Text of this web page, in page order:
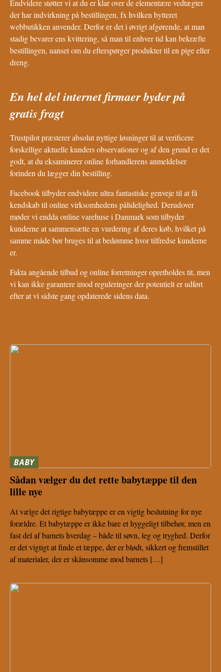
Endvidere støtter vi at du er klar over de elementære vedtægter
der har indvirkning på bestillingen, fx hvilken bytteret
webbutikken anvender. Derfor er det i øvrigt afgørende, at man
stadig bevarer ens kvittering, så man til enhver tid kan bekræfte
bestillingen, uanset om du efterspørger produkter til en pige eller
dreng.
En hel del internet firmaer byder på
gratis fragt
Trustpilot præsterer absolut nyttige løsninger til at verificere
forskellige aktuelle kunders observationer og af den grund er det
godt, at du eksaminerer online forhandlerens anmeldelser
forinden du lægger din bestilling.
Facebook tilbyder endvidere ultra fantastiske genveje til at få
kendskab til online virksomhedens pålidelighed. Derudover
møder vi endda online varehuse i Danmark som tilbyder
kunderne at sammensætte en vurdering af deres køb, hvilket på
samme måde bør bruges til at bedømme hvor tilfredse kunderne
er.
Fakta angående tilbud og online forretninger opretholdes tit, men
vi kan ikke garantere imod reguleringer der potentielt er udført
efter at vi sidste gang opdaterede sidens data.
BABY
Sådan vælger du det rette babytæppe til den
lille nye
At vælge det rigtige babytæppe er en vigtig beslutning for nye
forældre. Et babytæppe er ikke bare et hyggeligt tilbehør, men en
fast del af barnets hverdag – både til søvn, leg og tryghed. Derfor
er det vigtigt at finde et tæppe, der er blødt, sikkert og fremstillet
af materialer, der er skånsomme mod barnets […]